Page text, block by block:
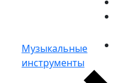
Музыкальные
инструменты